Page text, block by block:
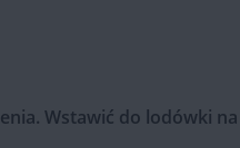
Wstawić do lodówki na